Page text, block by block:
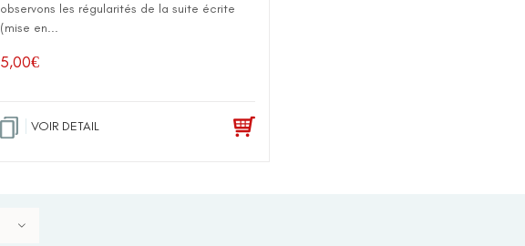
observons les régularités de la suite écrite
(mise en...
5,00€
VOIR DETAIL